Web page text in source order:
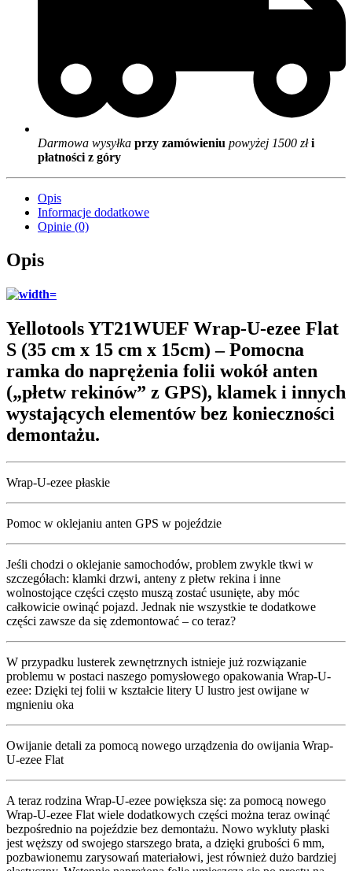
Darmowa wysyłka przy zamówieniu powyżej 1500 złi
płatności z góry
Opis
Informacje dodatkowe
Opinie (0)
Opis
Yellotools YT21WUEF Wrap-U-ezee Flat
S (35 cm x 15 cm x 15cm) – Pomocna
ramka do naprężenia folii wokół anten
(„płetw rekinów” z GPS), klamek i innych
wystających elementów bez konieczności
demontażu.
Wrap-U-ezee płaskie
Pomoc w oklejaniu anten GPS w pojeździe
Jeśli chodzi o oklejanie samochodów, problem zwykle tkwi w
szczegółach: klamki drzwi, anteny z płetw rekina i inne
wolnostojące części często muszą zostać usunięte, aby móc
całkowicie owinąć pojazd. Jednak nie wszystkie te dodatkowe
części zawsze da się zdemontować – co teraz?
W przypadku lusterek zewnętrznych istnieje już rozwiązanie
problemu w postaci naszego pomysłowego opakowania Wrap-U-
ezee: Dzięki tej folii w kształcie litery U lustro jest owijane w
mgnieniu oka
Owijanie detali za pomocą nowego urządzenia do owijania Wrap-
U-ezee Flat
A teraz rodzina Wrap-U-ezee powiększa się: za pomocą nowego
Wrap-U-ezee Flat wiele dodatkowych części można teraz owinąć
bezpośrednio na pojeździe bez demontażu. Nowo wykluty płaski
jest węższy od swojego starszego brata, a dzięki grubości 6 mm,
pozbawionemu zarysowań materiałowi, jest również dużo bardziej